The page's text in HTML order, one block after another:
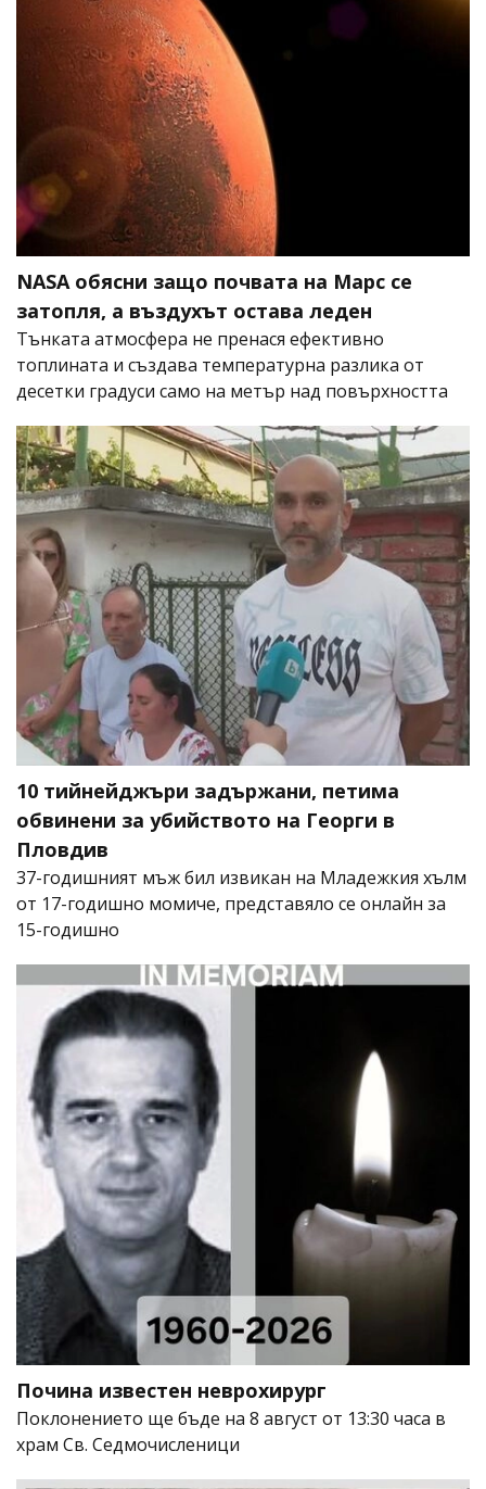
NASA обясни защо почвата на Марс се
затопля, а въздухът остава леден
Тънката атмосфера не пренася ефективно
топлината и създава температурна разлика от
десетки градуси само на метър над повърхността
10 тийнейджъри задържани, петима
обвинени за убийството на Георги в
Пловдив
37-годишният мъж бил извикан на Младежкия хълм
от 17-годишно момиче, представяло се онлайн за
15-годишно
Почина известен неврохирург
Поклонението ще бъде на 8 август от 13:30 часа в
храм Св. Седмочисленици